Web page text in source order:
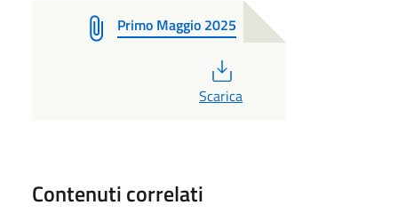
Primo Maggio 2025
Scarica
Contenuti correlati